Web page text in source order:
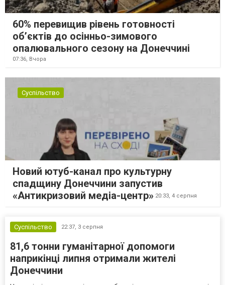
60% перевищив рівень готовності
об’єктів до осінньо-зимового
опалювального сезону на Донеччині
07:36, Вчора
Суспільство
Новий ютуб-канал про культурну
спадщину Донеччини запустив
«Антикризовий медіа-центр» 20:33, 4 серпня
Суспільство 22:37, 3 серпня
81,6 тонни гуманітарної допомоги
наприкінці липня отримали жителі
Донеччини